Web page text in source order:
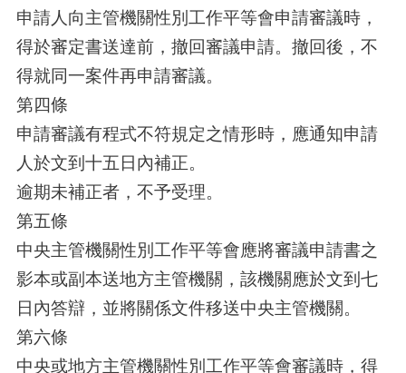
申請人向主管機關性別工作平等會申請審議時，
得於審定書送達前，撤回審議申請。撤回後，不
得就同一案件再申請審議。
第四條
申請審議有程式不符規定之情形時，應通知申請
人於文到十五日內補正。
逾期未補正者，不予受理。
第五條
中央主管機關性別工作平等會應將審議申請書之
影本或副本送地方主管機關，該機關應於文到七
日內答辯，並將關係文件移送中央主管機關。
第六條
中央或地方主管機關性別工作平等會審議時，得